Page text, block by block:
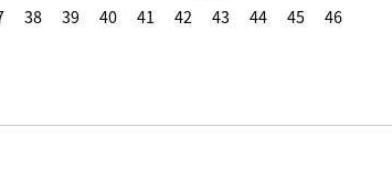
38 39 40 41 42 43 44 45
46